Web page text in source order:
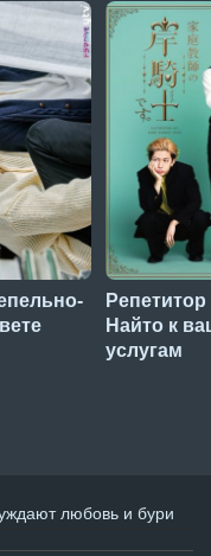
Найто к
услугам
любовь и бури